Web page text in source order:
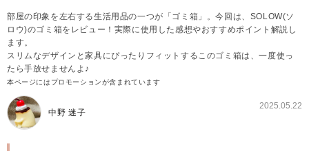
部屋の印象を左右する生活用品の一つが「ゴミ箱」。今回は、SOLOW(ソ
ロウ)のゴミ箱をレビュー！実際に使用した感想やおすすめポイント解説し
ます。
スリムなデザインと家具にぴったりフィットするこのゴミ箱は、一度使っ
たら手放せませんよ♪
本ページにはプロモーションが含まれています
中野 迷子
2025.05.22